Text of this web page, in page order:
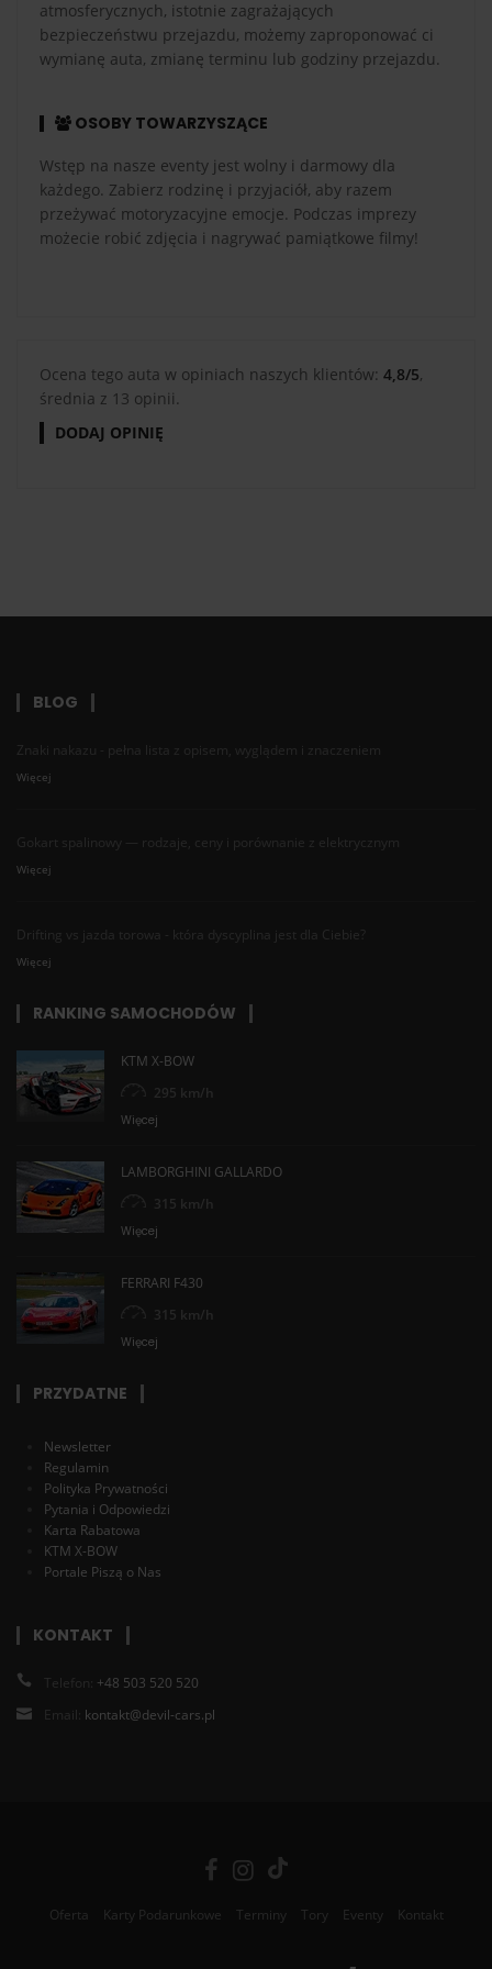
atmosferycznych, istotnie zagrażających
bezpieczeństwu przejazdu, możemy zaproponować ci
wymianę auta, zmianę terminu lub godziny przejazdu.
OSOBY TOWARZYSZĄCE
Wstęp na nasze eventy jest wolny i darmowy dla
każdego. Zabierz rodzinę i przyjaciół, aby razem
przeżywać motoryzacyjne emocje. Podczas imprezy
możecie robić zdjęcia i nagrywać pamiątkowe filmy!
Ocena tego auta w opiniach naszych klientów: 4,8/5,
średnia z 13 opinii.
DODAJ OPINIĘ
BLOG
Znaki nakazu - pełna lista z opisem, wyglądem i znaczeniem
Więcej
Gokart spalinowy — rodzaje, ceny i porównanie z elektrycznym
Więcej
Drifting vs jazda torowa - która dyscyplina jest dla Ciebie?
Więcej
RANKING SAMOCHODÓW
KTM X-BOW
295 km/h
Więcej
LAMBORGHINI GALLARDO
315 km/h
Więcej
FERRARI F430
315 km/h
Więcej
PRZYDATNE
Newsletter
Regulamin
Polityka Prywatności
Pytania i Odpowiedzi
Karta Rabatowa
KTM X-BOW
Portale Piszą o Nas
KONTAKT
Telefon: +48 503 520 520
Email: kontakt@devil-cars.pl
Oferta Karty Podarunkowe Terminy Tory Eventy Kontakt